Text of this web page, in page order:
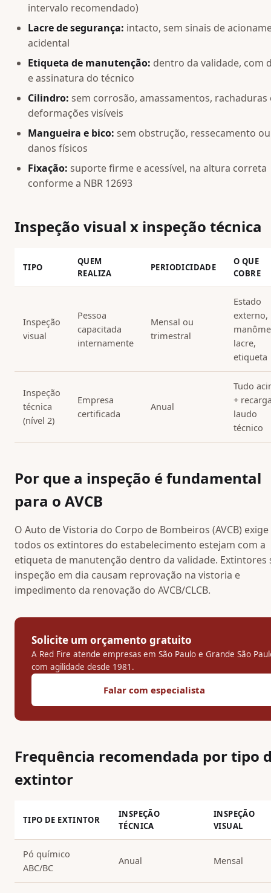
intervalo recomendado)
Lacre de segurança: intacto, sem sinais de
acidental
Etiqueta de manutenção: dentro da validade, com
e assinatura do técnico
Cilindro: sem corrosão, amassamentos, rachaduras
deformações visíveis
Mangueira e bico: sem obstrução, ressecamento ou
danos físicos
Fixação: suporte firme e acessível, na altura correta
conforme a NBR 12693
Inspeção visual x inspeção técnica
TIPO
QUEM
REALIZA
PERIODICIDADE
O QUE
COBRE
Inspeção
visual
Pessoa
capacitada
internamente
Mensal ou
trimestral
Estado
externo,
lacre,
etiqueta
Inspeção
técnica
(nível 2)
Empresa
certificada
Anual
Tudo
+
laudo
técnico
Por que a inspeção é fundamental
para o AVCB
O Auto de Vistoria do Corpo de Bombeiros (AVCB)
todos os extintores do estabelecimento estejam com a
etiqueta de manutenção dentro da validade. Extintores
inspeção em dia causam reprovação na vistoria e
impedimento da renovação do AVCB/CLCB.
Solicite um orçamento gratuito
A Red Fire atende empresas em São Paulo e Grande São
com agilidade desde 1981.
Falar com especialista
Frequência recomendada por tipo
extintor
TIPO DE EXTINTOR
INSPEÇÃO
TÉCNICA
INSPEÇÃO
VISUAL
Pó químico
ABC/BC
Anual Mensal